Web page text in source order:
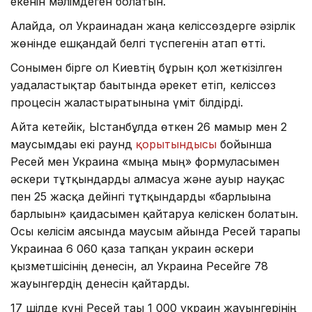
Алайда, ол Украинадан жаңа келіссөздерге әзірлік
жөнінде ешқандай белгі түспегенін атап өтті.
Сонымен бірге ол Киевтің бұрын қол жеткізілген
уағдаластықтар бағытында әрекет етіп, келіссөз
процесін жалғастыратынына үміт білдірді.
Айта кетейік, Ыстанбұлда өткен 26 мамыр мен 2
маусымдағы екі раунд қорытындысы бойынша
Ресей мен Украина «мыңға мың» формуласымен
әскери тұтқындарды алмасуға және ауыр науқас
пен 25 жасқа дейінгі тұтқындарды «барлығына
барлығын» қағидасымен қайтаруға келіскен болатын.
Осы келісім аясында маусым айында Ресей тарапы
Украинаға 6 060 қаза тапқан украин әскери
қызметшісінің денесін, ал Украина Ресейге 78
жауынгердің денесін қайтарды.
17 шілде күні Ресей тағы 1 000 украин жауынгерінің